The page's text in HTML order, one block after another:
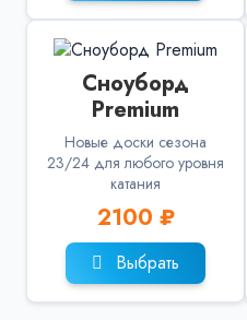
Сноуборд
Premium
Новые доски сезона
23/24 для любого уровня
катания
2100 ₽
Выбрать